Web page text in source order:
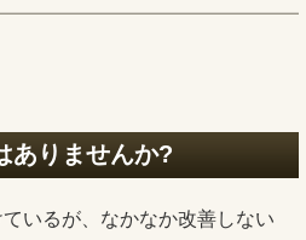
ありませんか?
いるが、なかなか改善しない